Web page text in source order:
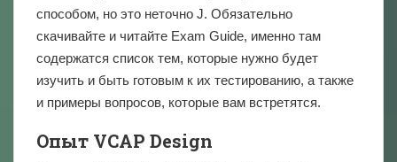
способом, но это неточно J. Обязательно
скачивайте и читайте Exam Guide, именно там
содержатся список тем, которые нужно будет
изучить и быть готовым к их тестированию, а также
и примеры вопросов, которые вам встретятся.
Опыт VCAP Design